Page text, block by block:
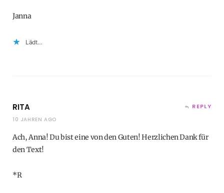
Janna
Lädt…
RITA
10 JAHREN AGO
REPLY
Ach, Anna! Du bist eine von den Guten! Herzlichen Dank für
den Text!
*R